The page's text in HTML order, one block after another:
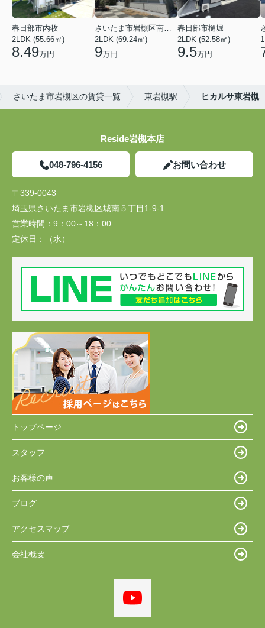
春日部市内牧
2LDK (55.66㎡)
8.49万円
2LDK (69.24㎡)
9万円
春日部市樋堀
2LDK (52.58㎡)
9.5万円
さいたま市岩槻区の賃貸一覧 東岩槻駅 ヒカルサ東岩槻
Reside岩槻本店
048-796-4156 お問い合わせ
〒339-0043
埼玉県さいたま市岩槻区城南５丁目1-9-1
営業時間： 9：00～18：00
定休日：
（水）
トップページ
スタッフ
お客様の声
ブログ
アクセスマップ
会社概要